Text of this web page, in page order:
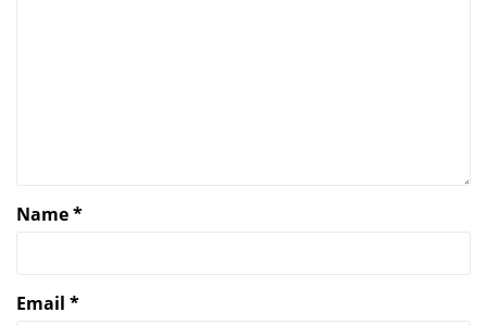
Name*
Email *